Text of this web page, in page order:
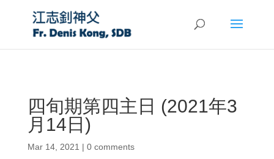
四旬期第四主日 (2021年3
月14日)
Mar 14, 2021 | 0 comments